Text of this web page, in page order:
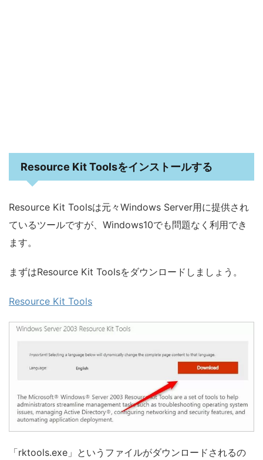
Resource Kit Toolsをインストールする
Resource Kit Toolsは元々Windows Server用に提供され
ているツールですが、Windows10でも問題なく利用でき
ます。
まずはResource Kit Toolsをダウンロードしましょう。
Resource Kit Tools
「rktools.exe」というファイルがダウンロードされるの